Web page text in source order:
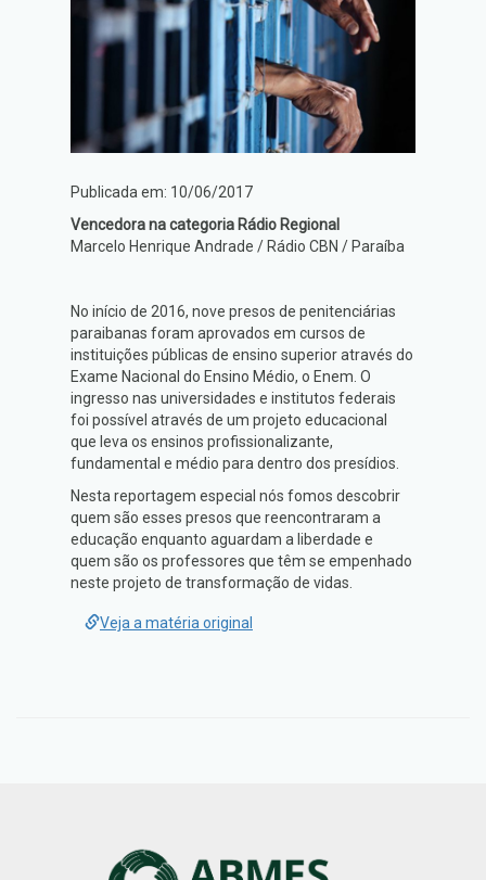
Publicada em: 10/06/2017
Vencedora na categoria Rádio Regional
Marcelo Henrique Andrade / Rádio CBN / Paraíba
No início de 2016, nove presos de penitenciárias
paraibanas foram aprovados em cursos de
instituições públicas de ensino superior através do
Exame Nacional do Ensino Médio, o Enem. O
ingresso nas universidades e institutos federais
foi possível através de um projeto educacional
que leva os ensinos profissionalizante,
fundamental e médio para dentro dos presídios.
Nesta reportagem especial nós fomos descobrir
quem são esses presos que reencontraram a
educação enquanto aguardam a liberdade e
quem são os professores que têm se empenhado
neste projeto de transformação de vidas.
Veja a matéria original